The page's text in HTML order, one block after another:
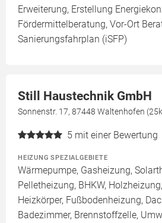
Erweiterung, Erstellung
Fördermittelberatung, Vor-Ort
Sanierungsfahrplan (iSFP)
Still Haustechnik GmbH
Sonnenstr. 17, 87448 Waltenhofen
5 mit einer Bewertung
HEIZUNG SPEZIALGEBIETE
Wärmepumpe, Gasheizung,
Pelletheizung, BHKW,
Heizkörper, Fußbodenheizung,
Badezimmer, Brennstoffzelle,